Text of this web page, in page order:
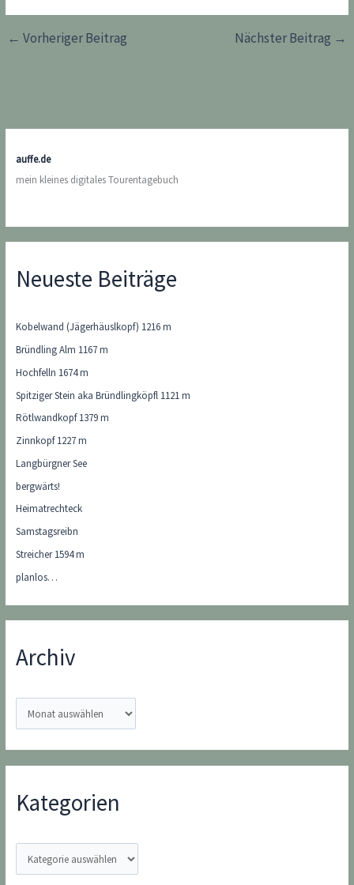
← Vorheriger Beitrag Nächster Beitrag →
auffe.de
mein kleines digitales Tourentagebuch
Neueste Beiträge
Kobelwand (Jägerhäuslkopf) 1216 m
Bründling Alm 1167 m
Hochfelln 1674 m
Spitziger Stein aka Bründlingköpfl 1121 m
Rötlwandkopf 1379 m
Zinnkopf 1227 m
Langbürgner See
bergwärts!
Heimatrechteck
Samstagsreibn
Streicher 1594 m
planlos…
Archiv
r
c
h
vKategorien
a